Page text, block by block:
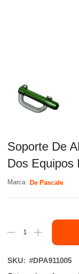
Soporte De
Dos Equipos
Marca: De Pascale
SKU: #DPA911005